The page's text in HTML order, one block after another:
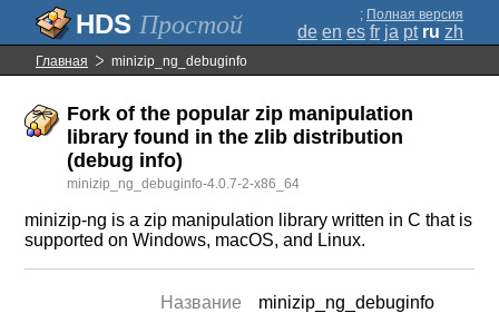
Простой ; Полная версия
de en es fr ja pt ru zh
Главная minizip_ng_debuginfo
Fork of the popular zip manipulation
library found in the zlib distribution
(debug info)
minizip_ng_debuginfo-4.0.7-2-x86_64
minizip-ng is a zip manipulation library written in C that is
supported on Windows, macOS, and Linux.
Название
minizip_ng_debuginfo